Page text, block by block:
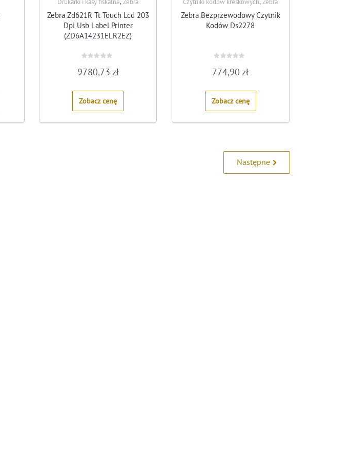
Zebra Zd621R Tt Touch Lcd 203
Dpi Usb Label Printer
(ZD6A14231ELR2EZ)
0
out
5
9780,73 zł
Zobacz cenę
Zebra Bezprzewodowy Czytnik
Kodów Ds2278
0
out
5
774,90zł
Zobacz cenę
Następne